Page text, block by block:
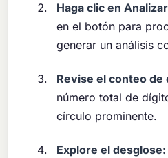
Haga clic en
en el botón para
generar un análisis
Revise el conteo de
número total de
círculo prominente.
Explore el desglose: